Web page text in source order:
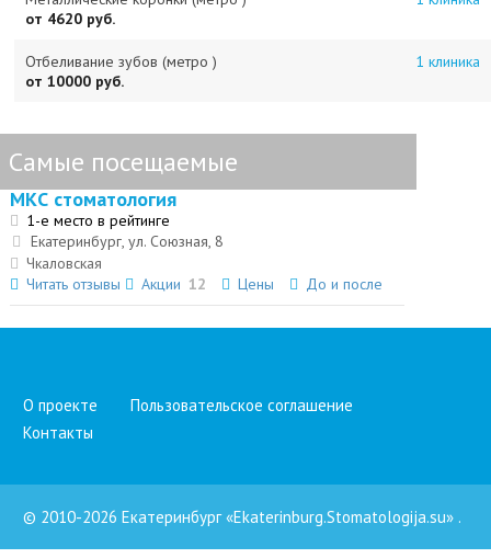
от 4620 руб.
Отбеливание зубов (метро )
1 клиника
от 10000 руб.
Самые посещаемые
МКС стоматология
1-е место в рейтинге
Екатеринбург, ул. Союзная, 8
Чкаловская
Читать отзывы
Акции 12 Цены До и после
О проекте
Пользовательское соглашение
Контакты
© 2010-2026 Екатеринбург «Ekaterinburg.Stomatologija.su» .